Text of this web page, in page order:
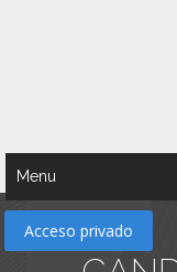
Menu
Acceso privado